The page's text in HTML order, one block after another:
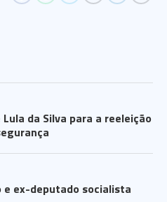
da Silva para a reeleição
ex-deputado socialista